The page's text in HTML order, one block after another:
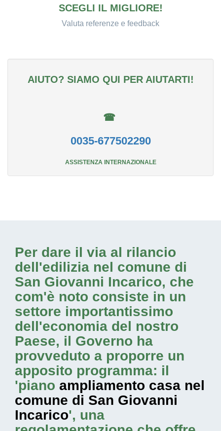
SCEGLI IL MIGLIORE!
Valuta referenze e feedback
AIUTO? SIAMO QUI PER AIUTARTI!
☎
0035-677502290
ASSISTENZA INTERNAZIONALE
Per dare il via al rilancio
dell'edilizia nel comune di
San Giovanni Incarico, che
com'è noto consiste in un
settore importantissimo
dell'economia del nostro
Paese, il Governo ha
provveduto a proporre un
apposito programma: il
'piano ampliamento casa nel
comune di San Giovanni
Incarico', una